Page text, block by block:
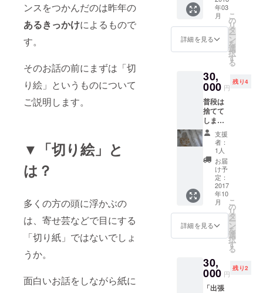
ンスをつかんだのは昨年の
あるきっかけによるもので
す。
そのお話の前にまずは「切
り絵」というものについて
ご説明します。
▼「切り絵」と
は？
多くの方の頭に浮かぶの
は、寄せ芸などで目にする
「切り紙」ではないでしょ
うか。
面白いお話をしながら紙に
開催予
定の個
展で展
示され
一部を
おさめ
ます。
全20種
制作予
定で
す。
のお住
まいの
町と、
八田員
徳の住
む姫路
間地点
で、
「一緒
に呑
む」と
いう権
利で
す。細
かい日
時や場
所など
は打ち
合わせ
をした
いと思
いま
す。ブ
では書
けな
かっ
た、い
年03
月
詳細を見る
こ
の
リ
タ
ー
ン
を
選
択
す
る
30,
000 円
残り4
普段は
捨てて
しまう
物です
が…
「個展
に展示
する切
り絵作
品の下
絵（Sサ
ズ）」
切り絵
を制作
するに
用紙に
下絵を
描いた
紙を重
支援
者：
1人
お届
け予
定：
2017
年10
月
詳細を見る
こ
の
リ
タ
ー
ン
を
選
択
す
る
30,
000 円
残り2
「出張